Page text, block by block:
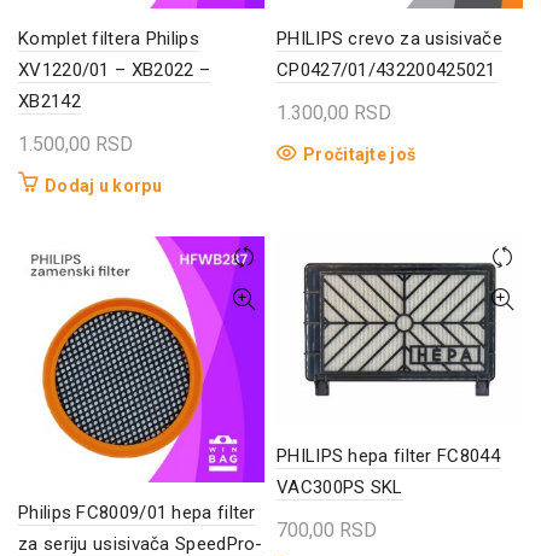
Komplet filtera Philips
XV1220/01 – XB2022 –
XB2142
1.500,00 RSD
Dodaj u korpu
PHILIPS crevo za usisivače
CP0427/01/432200425021
1.300,00 RSD
Pročitajte još
Philips FC8009/01 hepa filter
za seriju usisivača SpeedPro-
PHILIPS hepa filter FC8044
VAC300PS SKL
700,00 RSD